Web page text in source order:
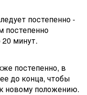
постепенно -
постепенно
минут.
постепенно, в
до конца, чтобы
новому положению.